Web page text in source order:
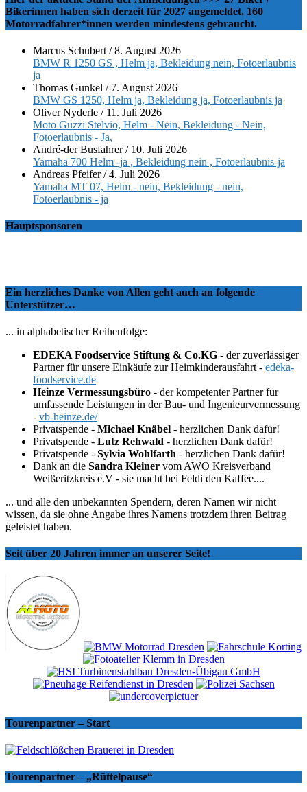
Bikerinnen haben sich derzeit für 2027 angemeldet. 160
Motorradfahrer*innen werden mindestens gebraucht.
Marcus Schubert /8. August 2026
BMW R 1250 GS , Helm ja, Bekleidung nein, Fotoerlaubnis
ja
Thomas Gunkel / 7. August 2026
BMW GS 1250, Helm ja, Bekleidung ja, Fotoerlaubnis ja
Oliver Nyderle / 11. Juli 2026
Moto Guzzi Stelvio, Helm - Nein, Bekleidung - Nein,
Fotoerlaubnis - Ja,
André-der Busfahrer/ 10. Juli 2026
Yamaha 700 Helm -ja , Bekleidung nein , Fotoerlaubnis-ja
Andreas Pfeifer/4. Juli 2026
Yamaha MT 07, Helm - nein, Bekleidung - nein,
Fotoerlaubnis - ja
Hauptsponsoren
Ein herzliches Danke von Allen geht auch an folgende
Unterstützer…
... in alphabetischer Reihenfolge:
EDEKA Foodservice Stiftung & Co.KG - der zuverlässiger
Partner für unsere Einkäufe zur Heimkinderausfahrt - edeka-
foodservice.de
Heinze Vermessungsbüro - der kompetenter Partner für
umfassende Leistungen in der Bau- und Ingenieurvermessung
- vb-heinze.de/
Privatspende - Michael Knäbel - herzlichen Dank dafür!
Privatspende - Lutz Rehwald - herzlichen Dank dafür!
Privatspende - Sylvia Wohlfarth - herzlichen Dank dafür!
Dank an die Sandra Kleiner vom AWO Kreisverband
Weißeritzkreis e.V - sie macht bei Feldi den Kaffee....
... und alle den unbekannten Spendern, deren Namen wir nicht
wissen, da sie ohne Angabe ihres Namens trotzdem ihren Beitrag
geleistet haben.
Seit über 20 Jahren immer an unserer Seite!
Tourenpartner – Start
Tourenpartner – „Rüttelpause“